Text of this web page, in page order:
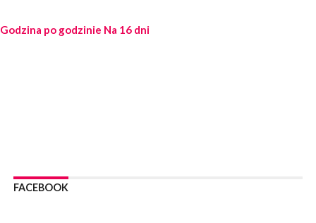
27 lipca 2026
PROSZOWICE. Po burzy uszkodzone słupy enegeryczne.
WYDARZENIA
Godzina po godzinie Na 16 dni
FACEBOOK